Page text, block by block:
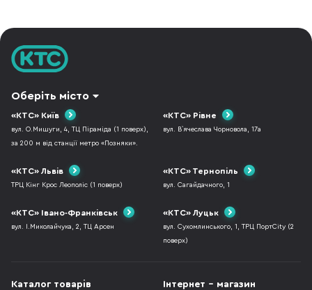
Оберіть місто
«КТС» Київ
вул. О.Мишуги, 4, ТЦ Піраміда (1 поверх),
за 200 м від станції метро «Позняки».
«КТС» Рівне
вул. В`ячеслава Чорновола, 17а
«КТС» Львів
ТРЦ Кінг Крос Леополіс (1 поверх)
«КТС» Тернопіль
вул. Сагайдачного, 1
«КТС» Івано-Франківськ
вул. І.Миколайчука, 2, ТЦ Арсен
«КТС» Луцьк
вул. Сухомлинського, 1, ТРЦ ПортCity (2
поверх)
Каталог товарів Інтернет - магазин